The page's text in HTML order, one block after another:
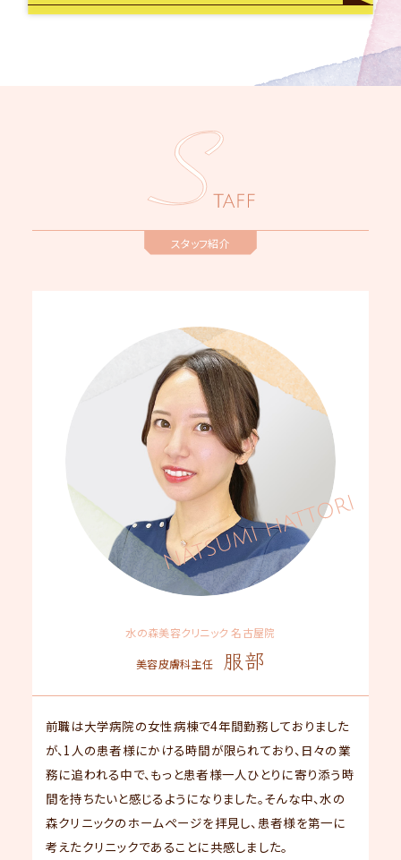
スタッフ紹介
水の森美容クリニック 名古屋院
美容皮膚科主任 服部
前職は大学病院の女性病棟で4年間勤務しておりました
が、1人の患者様にかける時間が限られており、日々の業
務に追われる中で、もっと患者様一人ひとりに寄り添う時
間を持ちたいと感じるようになりました。そんな中、水の
森クリニックのホームページを拝見し、患者様を第一に
考えたクリニックであることに共感しました。